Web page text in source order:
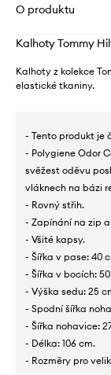
O produktu
Kalhoty Tommy
Kalhoty z kolekce
elastické tkaniny.
- Tento produkt je
- Polygiene Odor
svěžest oděvu
vláknech na bázi
- Rovný střih.
- Zapínání na zip
- Všité kapsy.
- Šířka v pase: 40
- Šířka v bocích:
- Výška sedu: 25
- Spodní šířka
- Šířka nohavice:
- Délka: 106 cm.
- Rozměry pro